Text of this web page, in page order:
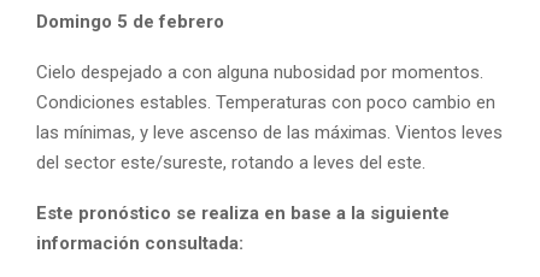
Domingo 5 de febrero
Cielo despejado a con alguna nubosidad por momentos.
Condiciones estables. Temperaturas con poco cambio en
las mínimas, y leve ascenso de las máximas. Vientos leves
del sector este/sureste, rotando a leves del este.
Este pronóstico se realiza en base a la siguiente
información consultada: